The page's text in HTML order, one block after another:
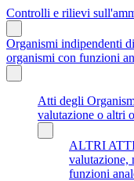
Controlli e rilievi
Organismi indipendenti
organismi con funzioni
Atti degli
valutazione o altri
ALTRI
valutazione,
funzioni